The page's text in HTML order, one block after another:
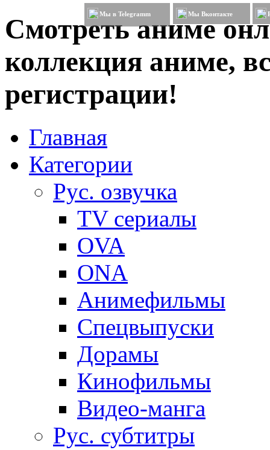
Смотреть аниме
коллекция аниме,
регистрации!
Мы в Telegramm Мы Вконтакте
Главная
Категории
Рус. озвучка
TV сериалы
OVA
ONA
Анимефильмы
Спецвыпуски
Дорамы
Кинофильмы
Видео-манга
Рус. субтитры